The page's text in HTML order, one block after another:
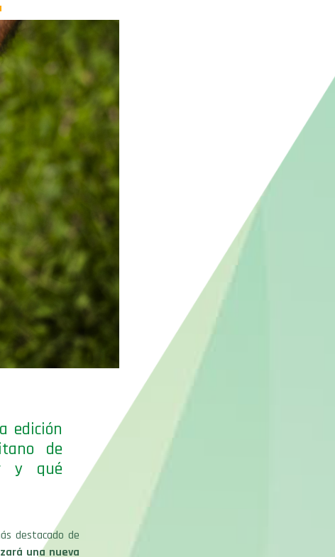
edición
de
y qué
destacado de
una nueva